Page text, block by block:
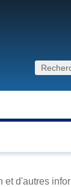
et d'autres